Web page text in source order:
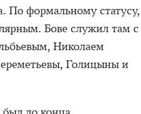
По формальному статусу,
Бове служил там с
Николаем
Голицыны и